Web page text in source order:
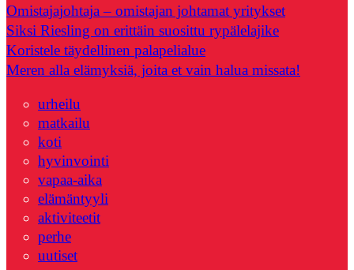
Omistajajohtaja – omistajan johtamat yritykset
Siksi Riesling on erittäin suosittu rypälelajike
Koristele täydellinen palapelialue
Meren alla elämyksiä, joita et vain halua missata!
urheilu
matkailu
koti
hyvinvointi
vapaa-aika
elämäntyyli
aktiviteetit
perhe
uutiset